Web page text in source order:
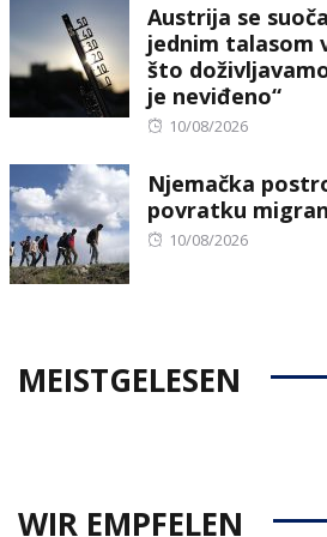
Austrija se
jednim talasom
što
je neviđeno“
Posted
10/08/2026
Njemačka
povratku
Posted
10/08/2026
MEISTGELESEN
WIR EMPFELEN